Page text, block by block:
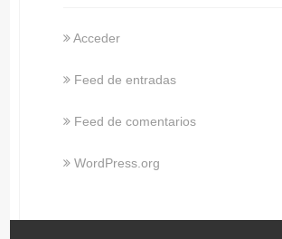
Acceder
Feed de entradas
Feed de comentarios
WordPress.org